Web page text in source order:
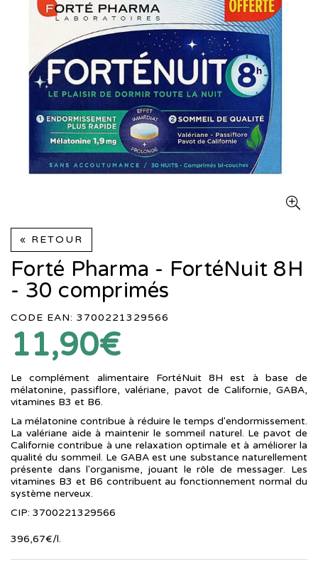
« RETOUR
Forté Pharma - FortéNuit 8H
- 30 comprimés
CODE EAN: 3700221329566
11,90€
Le complément alimentaire FortéNuit 8H est à base de
mélatonine, passiflore, valériane, pavot de Californie, GABA,
vitamines B3 et B6.
La mélatonine contribue à réduire le temps d'endormissement.
La valériane aide à maintenir le sommeil naturel. Le pavot de
Californie contribue à une relaxation optimale et à améliorer la
qualité du sommeil. Le GABA est une substance naturellement
présente dans l'organisme, jouant le rôle de messager. Les
vitamines B3 et B6 contribuent au fonctionnement normal du
système nerveux.
CIP: 3700221329566
396,67€/l.